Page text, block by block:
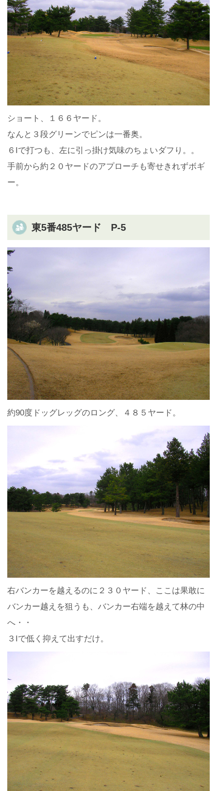
ショート、１６６ヤード。
なんと３段グリーンでピンは一番奥。
６Iで打つも、左に引っ掛け気味のちょいダフり。。
手前から約２０ヤードのアプローチも寄せきれずボギ
ー。
東5番485ヤード P-5
約90度ドッグレッグのロング、４８５ヤード。
右バンカーを越えるのに２３０ヤード、ここは果敢に
バンカー越えを狙うも、バンカー右端を越えて林の中
へ・・
３Iで低く抑えて出すだけ。